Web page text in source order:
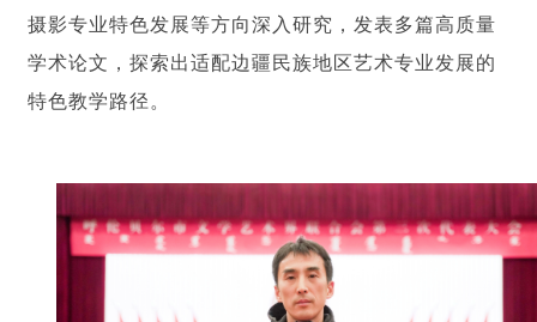
摄影专业特色发展等方向深入研究，发表多篇高质量
学术论文，探索出适配边疆民族地区艺术专业发展的
特色教学路径。